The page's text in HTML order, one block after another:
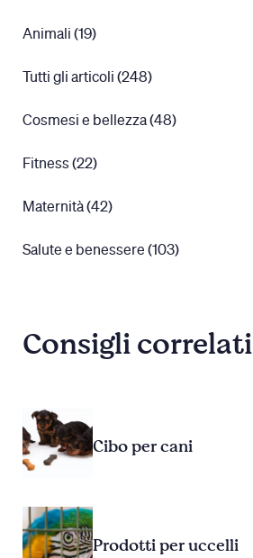
Animali (19)
Tutti gli articoli (248)
Cosmesi e bellezza (48)
Fitness (22)
Maternità (42)
Salute e benessere (103)
Consigli correlati
Cibo per cani
Prodotti per uccelli